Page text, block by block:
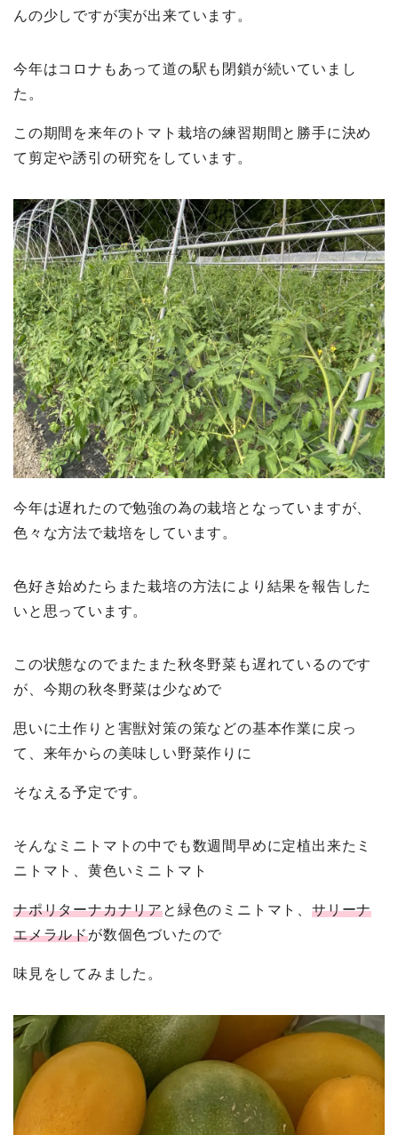
んの少しですが実が出来ています。
今年はコロナもあって道の駅も閉鎖が続いていまし
た。
この期間を来年のトマト栽培の練習期間と勝手に決め
て剪定や誘引の研究をしています。
今年は遅れたので勉強の為の栽培となっていますが、
色々な方法で栽培をしています。
色好き始めたらまた栽培の方法により結果を報告した
いと思っています。
この状態なのでまたまた秋冬野菜も遅れているのです
が、今期の秋冬野菜は少なめで
思いに土作りと害獣対策の策などの基本作業に戻っ
て、来年からの美味しい野菜作りに
そなえる予定です。
そんなミニトマトの中でも数週間早めに定植出来たミ
ニトマト、黄色いミニトマト
ナポリターナカナリアと緑色のミニトマト、サリーナ
エメラルドが数個色づいたので
味見をしてみました。